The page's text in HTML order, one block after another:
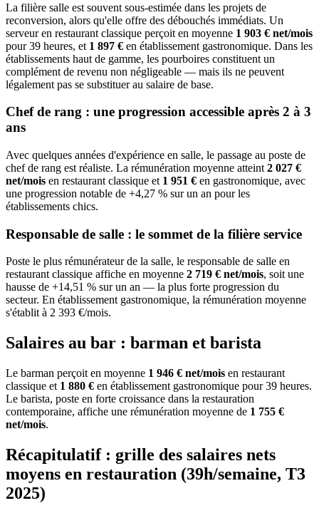
La filière salle est souvent sous-estimée dans les projets de
reconversion, alors qu'elle offre des débouchés immédiats. Un
serveur en restaurant classique perçoit en moyenne 1 903 € net/mois
pour 39 heures, et 1 897 € en établissement gastronomique. Dans les
établissements haut de gamme, les pourboires constituent un
complément de revenu non négligeable — mais ils ne peuvent
légalement pas se substituer au salaire de base.
Chef de rang : une progression accessible après 2 à 3
ans
Avec quelques années d'expérience en salle, le passage au poste de
chef de rang est réaliste. La rémunération moyenne atteint 2 027 €
net/mois en restaurant classique et 1 951 € en gastronomique, avec
une progression notable de +4,27 % sur un an pour les
établissements chics.
Responsable de salle : le sommet de la filière service
Poste le plus rémunérateur de la salle, le responsable de salle en
restaurant classique affiche en moyenne 2 719 € net/mois, soit une
hausse de +14,51 % sur un an — la plus forte progression du
secteur. En établissement gastronomique, la rémunération moyenne
s'établit à 2 393 €/mois.
Salaires au bar : barman et barista
Le barman perçoit en moyenne 1 946 € net/mois en restaurant
classique et 1 880 € en établissement gastronomique pour 39 heures.
Le barista, poste en forte croissance dans la restauration
contemporaine, affiche une rémunération moyenne de 1 755 €
net/mois.
Récapitulatif : grille des salaires nets
moyens en restauration (39h/semaine, T3
2025)